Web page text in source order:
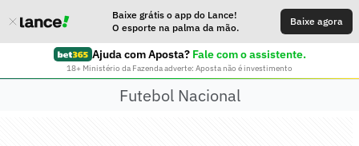
Baixe grátis o app do Lance!
O esporte na palma da mão.
Baixe agora
Ajuda com Aposta? Fale com o assistente.
18+ Ministério da Fazenda adverte: Aposta não é investimento
Futebol Nacional